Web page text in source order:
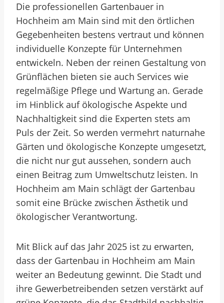
Die professionellen Gartenbauer in
Hochheim am Main sind mit den örtlichen
Gegebenheiten bestens vertraut und können
individuelle Konzepte für Unternehmen
entwickeln. Neben der reinen Gestaltung von
Grünflächen bieten sie auch Services wie
regelmäßige Pflege und Wartung an. Gerade
im Hinblick auf ökologische Aspekte und
Nachhaltigkeit sind die Experten stets am
Puls der Zeit. So werden vermehrt naturnahe
Gärten und ökologische Konzepte umgesetzt,
die nicht nur gut aussehen, sondern auch
einen Beitrag zum Umweltschutz leisten. In
Hochheim am Main schlägt der Gartenbau
somit eine Brücke zwischen Ästhetik und
ökologischer Verantwortung.
Mit Blick auf das Jahr 2025 ist zu erwarten,
dass der Gartenbau in Hochheim am Main
weiter an Bedeutung gewinnt. Die Stadt und
ihre Gewerbetreibenden setzen verstärkt auf